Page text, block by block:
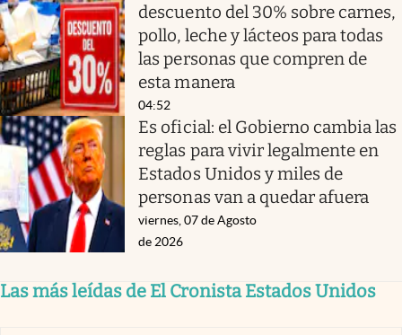
descuento del 30% sobre carnes,
pollo, leche y lácteos para todas
las personas que compren de
esta manera
04:52
Es oficial: el Gobierno cambia las
reglas para vivir legalmente en
Estados Unidos y miles de
personas van a quedar afuera
viernes, 07 de Agosto
de 2026
Las más leídas de El Cronista Estados Unidos